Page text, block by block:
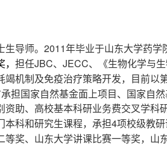
导师。 2011年毕业于山东大学药学
担任JBC、 JECC、《生物化学与
竭机制及免疫治疗策略开发，目前以
担国家自然基金面上项目、国家自
助、高校基本科研业务费交叉学科
本科和研究生课程，承担4项校级教
奖、山东大学讲课比赛一等奖，山